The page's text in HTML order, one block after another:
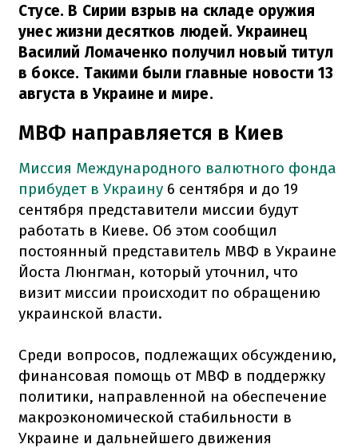
Стусе. В Сирии взрыв на складе оружия
унес жизни десятков людей. Украинец
Василий Ломаченко получил новый титул
в боксе. Такими были главные новости 13
августа в Украине и мире.
МВФ направляется в Киев
Миссия Международного валютного фонда
прибудет в Украину 6 сентября и до 19
сентября представители миссии будут
работать в Киеве. Об этом сообщил
постоянный представитель МВФ в Украине
Йоста Люнгман, который уточнил, что
визит миссии происходит по обращению
украинской власти.
Среди вопросов, подлежащих обсуждению,
финансовая помощь от МВФ в поддержку
политики, направленной на обеспечение
макроэкономической стабильности в
Украине и дальнейшего движения